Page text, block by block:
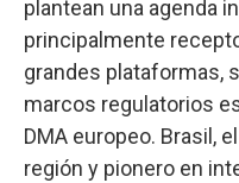
plantean una agenda
principalmente
grandes plataformas,
marcos regulatorios
DMA europeo. Brasil,
región y pionero en